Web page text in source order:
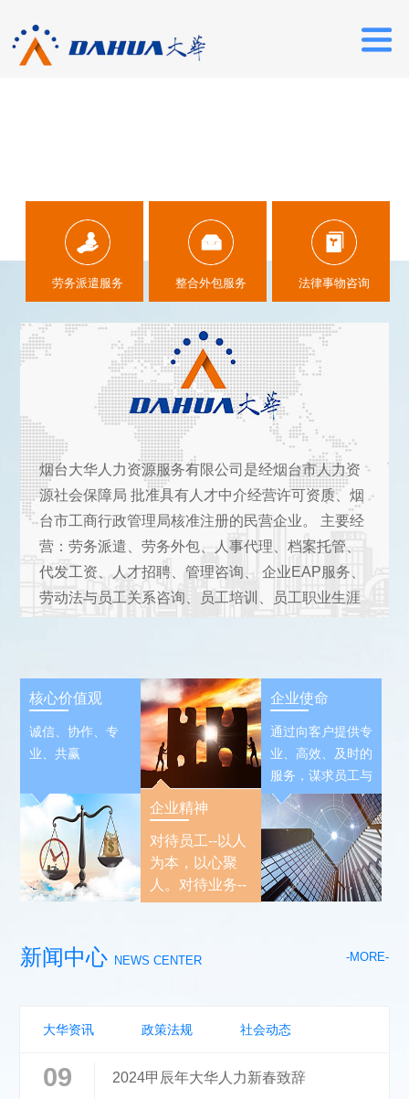
劳务派遣服务 整合外包服务 法律事物咨询
烟台大华人力资源服务有限公司是经烟台市人力资
源社会保障局 批准具有人才中介经营许可资质、烟
台市工商行政管理局核准注册的民营企业。 主要经
营：劳务派遣、劳务外包、人事代理、档案托管、
代发工资、人才招聘、管理咨询、 企业EAP服务、
劳动法与员工关系咨询、员工培训、员工职业生涯
核心价值观
诚信、协作、专
业、共赢
企业精神
对待员工--以人
为本，以心聚
人。对待业务--
以效求存，以专
企业使命
通过向客户提供专
业、高效、及时的
服务，谋求员工与
公司的共同发展，
实现与客户的互利
双赢。
新闻中心 NEWS CENTER -MORE-
大华资讯 政策法规 社会动态
09 2024甲辰年大华人力新春致辞